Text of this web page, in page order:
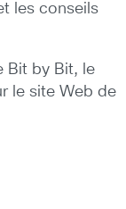
les conseils
Bit by Bit, le
le site Web de